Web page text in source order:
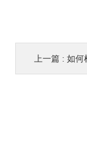
上一篇 : 如何